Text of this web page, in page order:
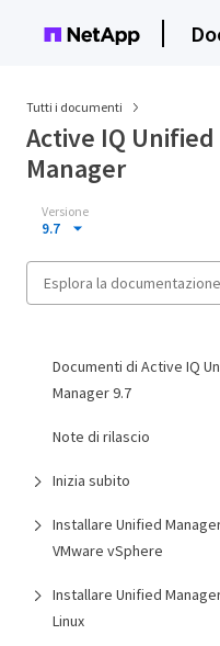
Tutti i documenti
Active IQ Unified
Manager
Versione
9.7
Documenti di Active IQ
Manager 9.7
Note di rilascio
Inizia subito
Installare Unified
VMware vSphere
Installare Unified
Linux